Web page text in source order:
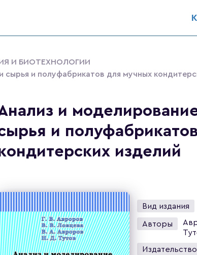
И БИОТЕХНОЛОГИИ
и полуфабрикатов для мучных
и
и
изделий
Вид издания
Авторы
Издательство